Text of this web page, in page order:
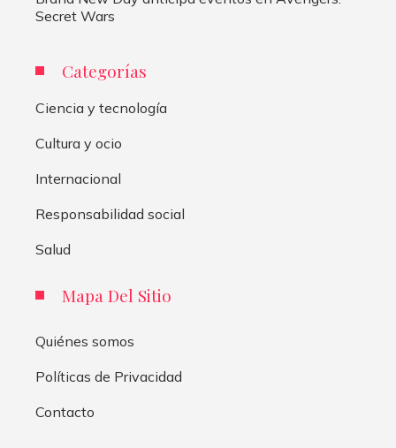
Secret Wars
Categorías
Ciencia y tecnología
Cultura y ocio
Internacional
Responsabilidad social
Salud
Mapa Del Sitio
Quiénes somos
Políticas de Privacidad
Contacto